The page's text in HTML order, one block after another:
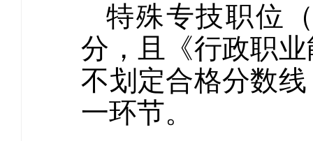
特殊专技职位
分，且《行政职
不划定合格分数
一环节。